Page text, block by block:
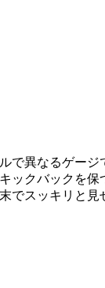
で異なるゲー
ックバックを
でスッキリと